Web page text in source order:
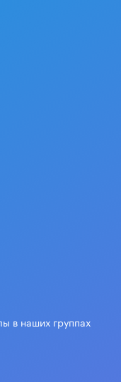
в наших группах